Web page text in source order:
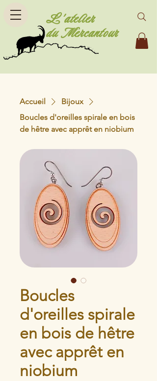
L'atelier
du Mercantour
Accueil
Bijoux
Boucles d'oreilles spirale en bois
de hêtre avec apprêt en niobium
Boucles
d'oreilles spirale
en bois de hêtre
avec apprêt en
niobium